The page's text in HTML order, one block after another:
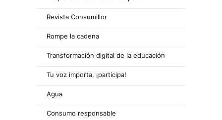
Revista Consumillor
Rompe la cadena
Transformación digital de la educación
Tu voz importa, ¡participa!
Agua
Consumo responsable